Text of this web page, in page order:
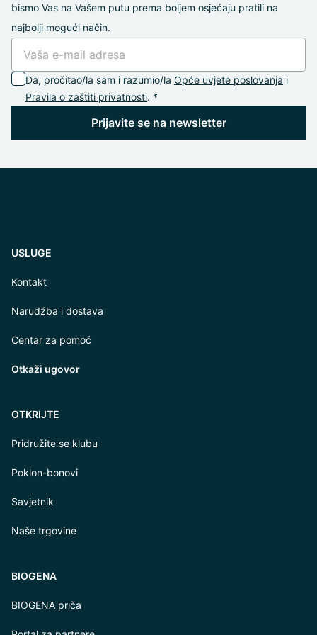
bismo Vas na Vašem putu prema boljem osjećaju pratili na
najbolji mogući način.
Da, pročitao/la sam i razumio/la Opće uvjete poslovanja i
Pravila o zaštiti privatnosti. *
Prijavite se na newsletter
USLUGE
Kontakt
Narudžba i dostava
Centar za pomoć
Otkaži ugovor
OTKRIJTE
Pridružite se klubu
Poklon-bonovi
Savjetnik
Naše trgovine
BIOGENA
BIOGENA priča